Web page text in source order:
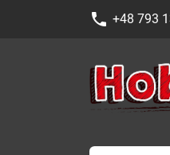
phone +48 793